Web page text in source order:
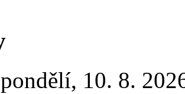
pondělí, 10. 8.